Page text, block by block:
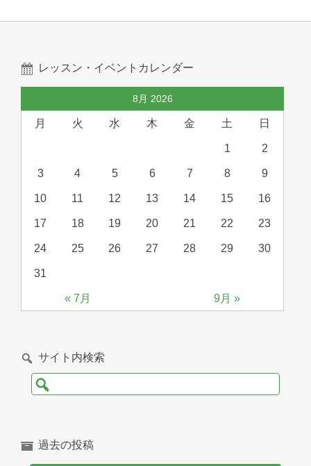
レッスン・イベントカレンダー
8月 2026
月 火 水 木 金 土 日
1 2
3 4 5 6 7 8 9
10 11 12 13 14 15 16
17 18 19 20 21 22 23
24 25 26 27 28 29 30
31
« 7月 9月 »
サイト内検索
検
索:
過去の投稿